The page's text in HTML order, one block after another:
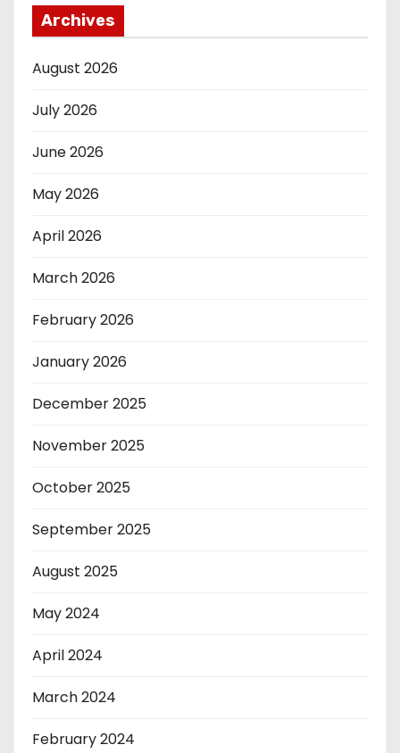
Archives
August 2026
July 2026
June 2026
May 2026
April 2026
March 2026
February 2026
January 2026
December 2025
November 2025
October 2025
September 2025
August 2025
May 2024
April 2024
March 2024
February 2024